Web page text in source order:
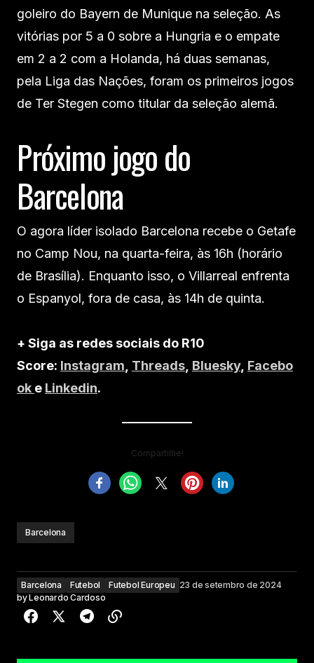
goleiro do Bayern de Munique na seleção. As
vitórias por 5 a 0 sobre a Hungria e o empate
em 2 a 2 com a Holanda, há duas semanas,
pela Liga das Nações, foram os primeiros jogos
de Ter Stegen como titular da seleção alemã.
Próximo jogo do
Barcelona
O agora líder isolado Barcelona recebe o Getafe
no Camp Nou, na quarta-feira, às 16h (horário
de Brasília). Enquanto isso, o Villarreal enfrenta
o Espanyol, fora de casa, às 14h de quinta.
+ Siga as redes sociais do R10
Score: Instagram Threads Bluesky, Facebo
ok e Linkedin.
Compartilhe!
Barcelona
Barcelona Futebol Futebol Europeu 23 de setembro de 2024
byLeonardo Cardoso